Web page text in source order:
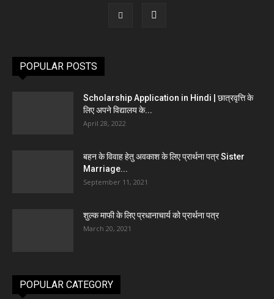
POPULAR POSTS
Scholarship Application in Hindi | छात्रवृत्ति के
लिए अपने विद्यालय के...
April 28, 2022
बहन के विवाह हेतु अवकाश के लिए प्रार्थना पत्र Sister
Marriage...
September 11, 2021
शुल्क माफी के लिए प्रधानाचार्य को प्रार्थना पत्र
March 20, 2021
POPULAR CATEGORY